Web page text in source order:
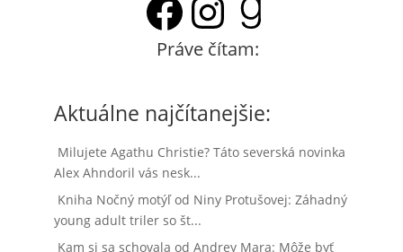
Práve čítam:
Aktuálne najčítanejšie:
Milujete Agathu Christie? Táto severská novinka
Alex Ahndoril vás nesk...
Kniha Nočný motýľ od Niny Protušovej: Záhadný
young adult triler so št...
Kam si sa schovala od Andrey Mara: Môže byť